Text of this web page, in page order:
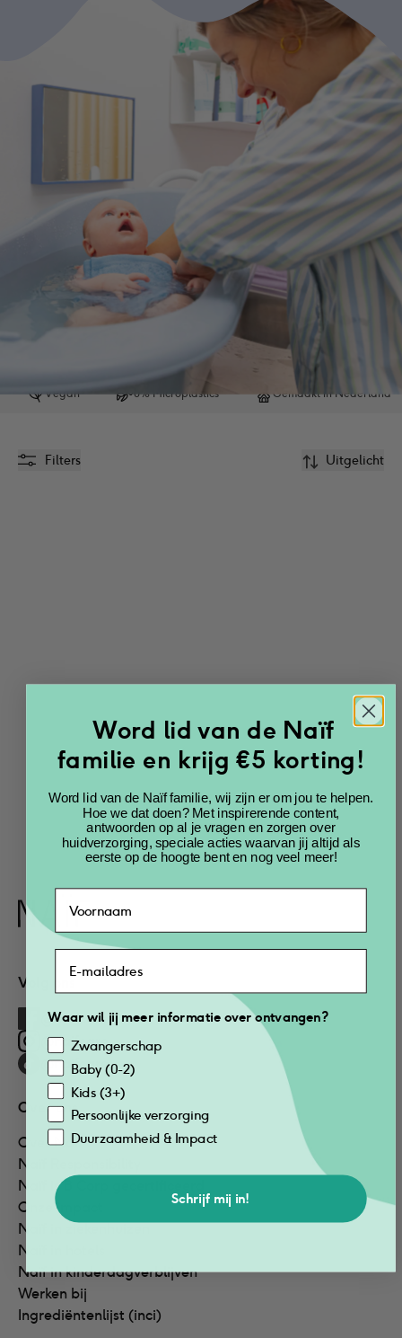
Vegan 0% Microplastics Gemaakt in Nederland
Filters Uitgelicht
Bad olie 100ml
€15.99
Voeg toe
Naïf
Volg ons
@naifcare
@naifcare
@naifcare
Over ons
Over Naïf
Naïf Responsibility
Naïf is B Corp gecertificeerd
Onze impact
Naïf in ziekenhuizen
Naïf in hotels
Naïf in kinderdagverblijven
Werken bij
Ingrediëntenlijst (inci)
Word lid van de Naïf
familie en krijg €5 korting!
Word lid van de Naïf familie, wij zijn er om jou te helpen.
Hoe we dat doen? Met inspirerende content,
antwoorden op al je vragen en zorgen over
huidverzorging, speciale acties waarvan jij altijd als
eerste op de hoogte bent en nog veel meer!
Waar wil jij meer informatie over ontvangen?
Zwangerschap
Baby (0-2)
Kids (3+)
Persoonlijke verzorging
Duurzaamheid & Impact
Schrijf mij in!